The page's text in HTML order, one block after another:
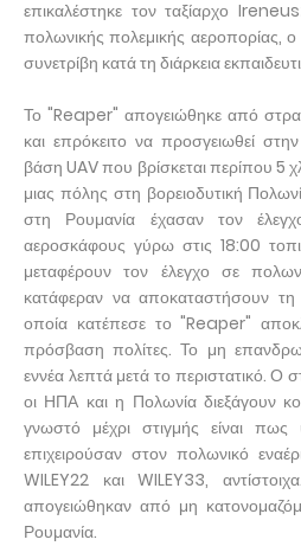
επικαλέστηκε τον ταξίαρχο
πολωνικής πολεμικής αεροπορίας,
συνετρίβη κατά τη διάρκεια
Το "Reaper" απογειώθηκε από
και επρόκειτο να προσγειωθεί
βάση UAV που βρίσκεται περίπου 5
μιας πόλης στη βορειοδυτική
στη Ρουμανία έχασαν τον
αεροσκάφους γύρω στις 18:00
μεταφέρουν τον έλεγχο σε
κατάφεραν να αποκαταστήσουν
οποία κατέπεσε το "Reaper"
πρόσβαση πολίτες. Το μη
εννέα λεπτά μετά το περιστατικό. Ο
οι ΗΠΑ και η Πολωνία διεξάγουν
γνωστό μέχρι στιγμής είναι
επιχειρούσαν στον πολωνικό
WILEY22 και WILEY33,
απογειώθηκαν από μη
Ρουμανία.